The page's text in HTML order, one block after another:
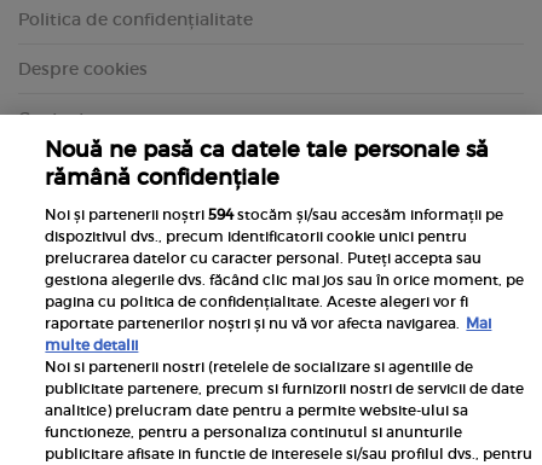
Politica de confidențialitate
Despre cookies
Contact
Inscrie-te la newsletterul UNICA
Nouă ne pasă ca datele tale personale să
rămână confidențiale
Noi și partenerii noștri594stocăm și/sau accesăm informații pe
dispozitivul dvs., precum identificatorii cookie unici pentru
prelucrarea datelor cu caracter personal. Puteți accepta sau
gestiona alegerile dvs. făcând clic mai jos sau în orice moment, pe
pagina cu politica de confidențialitate. Aceste alegeri vor fi
raportate partenerilor noștri și nu vă vor afecta navigarea. Mai
multe detalii
Noi si partenerii nostri (retelele de socializare si agentiile de
publicitate partenere, precum si furnizorii nostri de servicii de date
analitice) prelucram date pentru a permite website-ului sa
functioneze, pentru a personaliza continutul si anunturile
publicitare afisate in functie de interesele si/sau profilul dvs., pentru